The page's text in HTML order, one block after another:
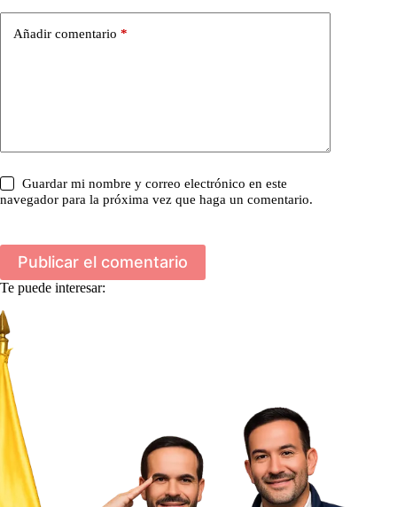
Añadir comentario *
Guardar mi nombre y correo electrónico en este
navegador para la próxima vez que haga un comentario.
Publicar el comentario
Te puede interesar: